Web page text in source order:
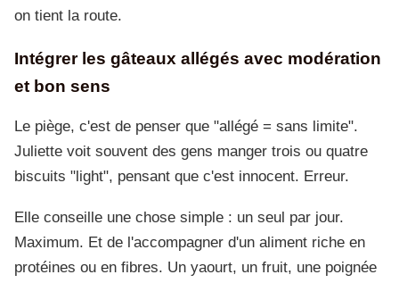
on tient la route.
Intégrer les gâteaux allégés avec modération
et bon sens
Le piège, c'est de penser que "allégé = sans limite".
Juliette voit souvent des gens manger trois ou quatre
biscuits "light", pensant que c'est innocent. Erreur.
Elle conseille une chose simple : un seul par jour.
Maximum. Et de l'accompagner d'un aliment riche en
protéines ou en fibres. Un yaourt, un fruit, une poignée